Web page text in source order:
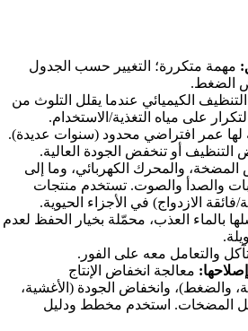
مهمة متكررة؛ التغيير حسب الجدول
الضغط.
الكيميائي عندما يقلل التلوث من
على مياه التغذية/الاستخدام.
لها عمر افتراضي محدود (سنوات عديدة).
التنظيف أو تنخفض الجودة العالية.
المضخة، والمحرك الكهربائي، وما إلى
والصدأ والصوت. تستخدم منتجات
الازدواج) في الأجزاء الحيوية.
بالماء العذب، محمّلة بخيار الحفظ لعدم
والتعامل معه على الفور.
معالجة انخفاض الإنتاج
والضغط)، وانخفاض الجودة (الأغشية،
المضخات. استخدم مخطط ودليل